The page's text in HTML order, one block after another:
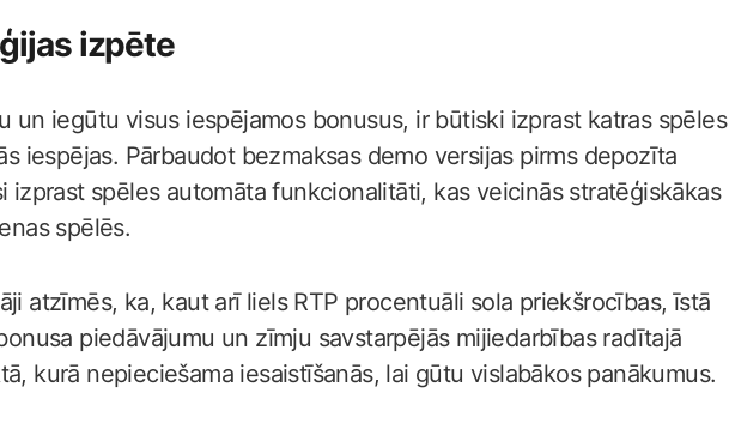
izpēte
un iegūtu visus iespējamos bonusus, ir būtiski izprast katras spēles
iespējas. Pārbaudot bezmaksas demo versijas pirms depozīta
izprast spēles automāta funkcionalitāti, kas veicinās stratēģiskākas
spēlēs.
atzīmēs, ka, kaut arī liels RTP procentuāli sola priekšrocības, īstā
piedāvājumu un zīmju savstarpējās mijiedarbības radītajā
kurā nepieciešama iesaistīšanās, lai gūtu vislabākos panākumus.